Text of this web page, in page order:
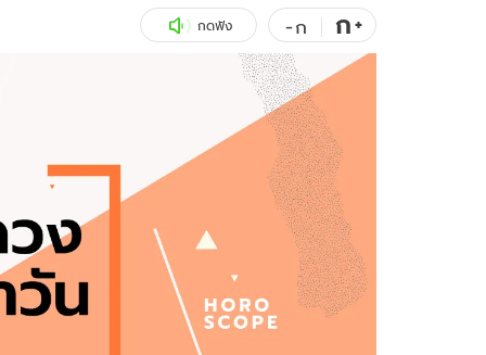
สุขภาพ
Sanook Choice
ดูทีวี
WeTV
กดฟัง -ก ก+